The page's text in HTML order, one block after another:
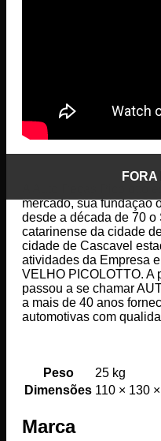
mercado, sua fundação
desde a década de 70 o
catarinense da cidade
cidade de Cascavel
atividades da Empresa
VELHO PICOLOTTO. A
passou a se chamar
a mais de 40 anos
automotivas com
Peso
25 kg
Dimensões 110 × 130
Marca